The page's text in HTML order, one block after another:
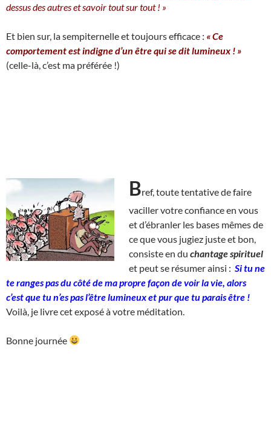
dessus des autres et savoir tout sur tout ! »
Et bien sur, la sempiternelle et toujours efficace : « Ce
comportement est indigne d’un être qui se dit lumineux ! »
(celle-là, c’est ma préférée !)
Bref, toute tentative de faire
vaciller votre confiance en vous
et d’ébranler les bases mêmes de
ce que vous jugiez juste et bon,
consiste en du chantage spirituel
et peut se résumer ainsi : Si tu ne
te ranges pas du côté de ma propre façon de voir la vie, alors
c’est que tu n’es pas l’être lumineux et pur que tu parais être !
Voilà, je livre cet exposé à votre méditation.
Bonne journée